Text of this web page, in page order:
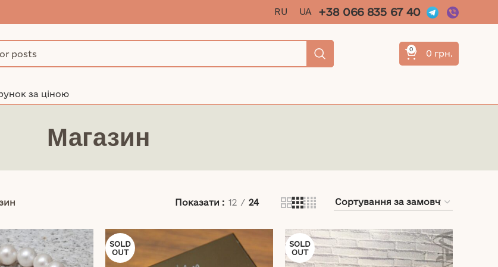
RU UA +38 066 835 67 40
0 0 грн.
за ціною
Магазин
Показати 12 24
SOLD
OUT
SOLD
OUT